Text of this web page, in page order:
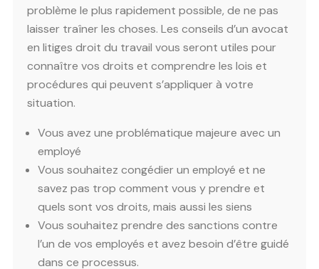
problème le plus rapidement possible, de ne pas
laisser traîner les choses. Les conseils d’un avocat
en litiges droit du travail vous seront utiles pour
connaître vos droits et comprendre les lois et
procédures qui peuvent s’appliquer à votre
situation.
Vous avez une problématique majeure avec un
employé
Vous souhaitez congédier un employé et ne
savez pas trop comment vous y prendre et
quels sont vos droits, mais aussi les siens
Vous souhaitez prendre des sanctions contre
l’un de vos employés et avez besoin d’être guidé
dans ce processus.